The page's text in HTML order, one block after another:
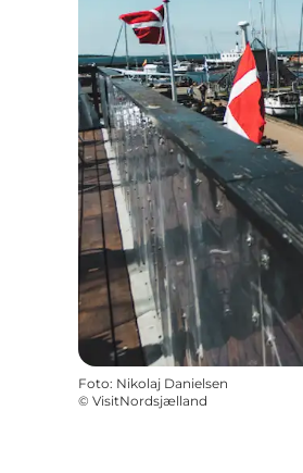
Foto: Nikolaj Danielsen
© VisitNordsjælland